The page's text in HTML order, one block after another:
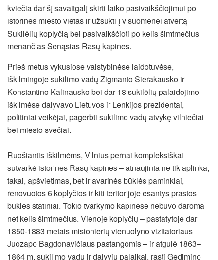
kviečia dar šį savaitgalį skirti laiko pasivaikščiojimui po
istorines miesto vietas ir užsukti į visuomenei atvertą
Sukilėlių koplyčią bei pasivaikščioti po kelis šimtmečius
menančias Senąsias Rasų kapines.
Prieš metus vykusiose valstybinėse laidotuvėse,
iškilmingoje sukilimo vadų Zigmanto Sierakausko ir
Konstantino Kalinausko bei dar 18 sukilėlių palaidojimo
iškilmėse dalyvavo Lietuvos ir Lenkijos prezidentai,
politiniai veikėjai, pagerbti sukilimovadų atvykę vilniečiai
bei miesto svečiai.
Ruošiantis iškilmėms, Vilnius pernai kompleksiškai
sutvarkė istorines Rasų kapines – atnaujinta ne tik aplinka,
takai, apšvietimas, bet ir avarinės būklės paminklai,
renovuotos 6 koplyčios ir kiti teritorijoje esantys prastos
būklės statiniai. Tokio tvarkymo kapinėse nebuvo daroma
net kelis šimtmečius. Vienoje koplyčių – pastatytoje dar
1850-1883 metais misionierių vienuolyno vizitatoriaus
Juozapo Bagdonavičiaus pastangomis – ir atgulė 1863–
1864 m. sukilimo vadų ir dalyvių palaikai, rasti Gedimino